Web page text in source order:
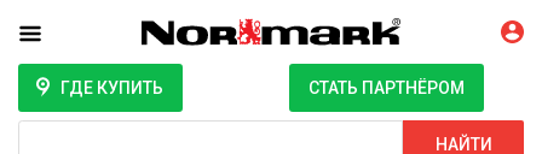
ГДЕ КУПИТЬ СТАТЬ ПАРТНЁРОМ
НАЙТИ